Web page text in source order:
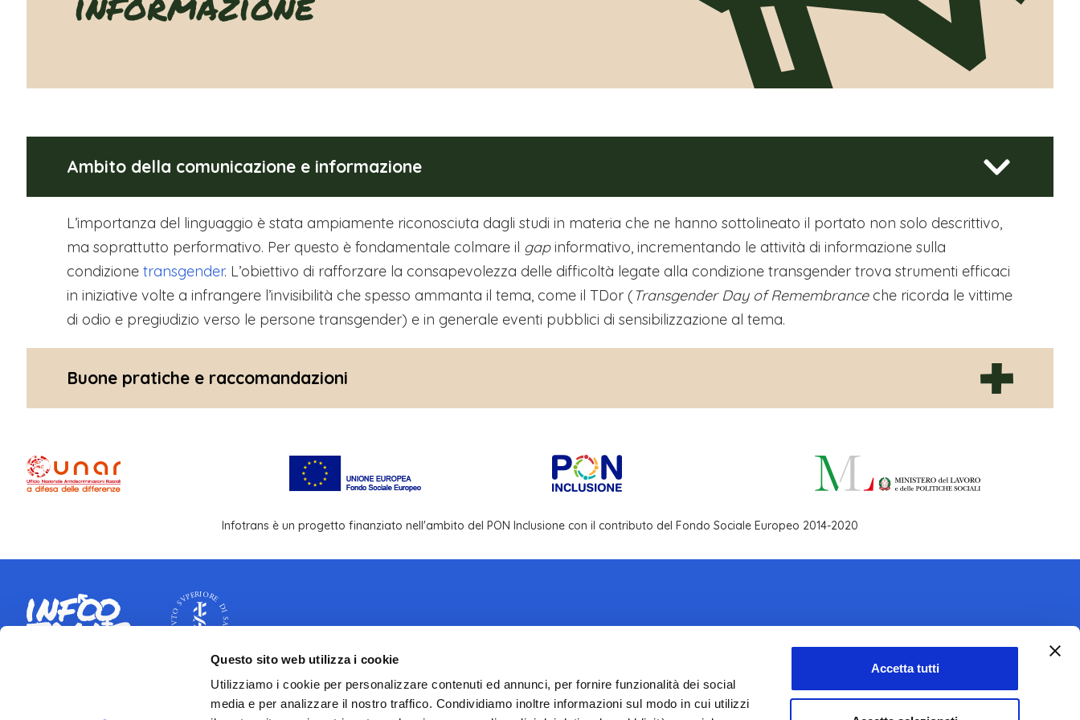
Questo sito web utilizza i cookie
Utilizziamo i cookie per personalizzare contenuti ed annunci, per fornire funzionalità dei social
media e per analizzare il nostro traffico. Condividiamo inoltre informazioni sul modo in cui utilizzi
Accetta tutti
Ambito della comunicazione e informazione
L’importanza del linguaggio è stata ampiamente riconosciuta dagli studi in materia che ne hanno sottolineato il portato non solo descrittivo,
ma soprattutto performativo. Per questo è fondamentale colmare il gapinformativo, incrementando le attività di informazione sulla
condizione transgender. L’obiettivo di rafforzare la consapevolezza delle difficoltà legate alla condizione transgender trova strumenti efficaci
in iniziative volte a infrangere l’invisibilità che spesso ammanta il tema, come il TDor (Transgender Day of Remembranceche ricorda le vittime
di odio e pregiudizio verso le persone transgender) e in generale eventi pubblici di sensibilizzazione al tema.
Buone pratiche e raccomandazioni
Infotrans è un progetto finanziato nell'ambito del PON Inclusione con il contributo del Fondo Sociale Europeo 2014-2020
Email:
Sito istituzionale ISS
ISSalute.it
SEGUICI SU